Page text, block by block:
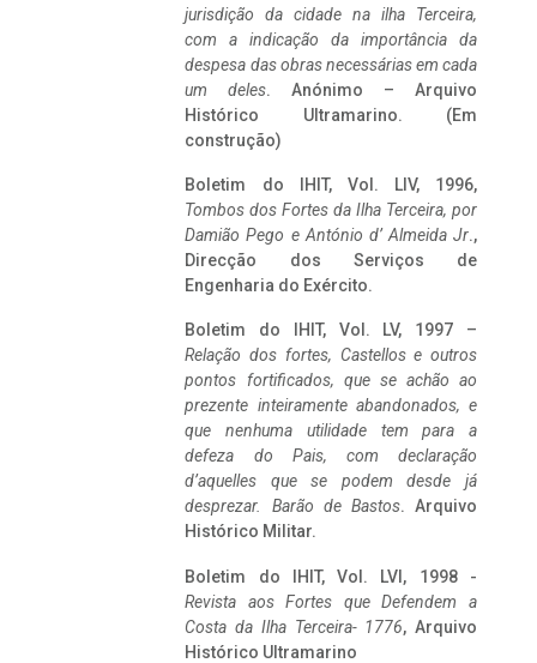
jurisdição da cidade na ilha Terceira,
com a indicação da importância da
despesa das obras necessárias em cada
um deles. Anónimo – Arquivo
Histórico Ultramarino. (Em
construção)
Boletim do IHIT, Vol. LIV, 1996,
Tombos dos Fortes da Ilha Terceira, por
Damião Pego e António d’ Almeida Jr.,
Direcção dos Serviços de
Engenharia do Exército.
Boletim do IHIT, Vol. LV, 1997 –
Relação dos fortes, Castellos e outros
pontos fortificados, que se achão ao
prezente inteiramente abandonados, e
que nenhuma utilidade tem para a
defeza do Pais, com declaração
d’aquelles que se podem desde já
desprezar. Barão de Bastos. Arquivo
Histórico Militar.
Boletim do IHIT, Vol. LVI, 1998 -
Revista aos Fortes que Defendem a
Costa da Ilha Terceira- 1776, Arquivo
Histórico Ultramarino